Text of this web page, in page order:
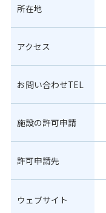
所在地
アクセス
お問い合わせTEL
施設の許可申請
許可申請先
ウェブサイト